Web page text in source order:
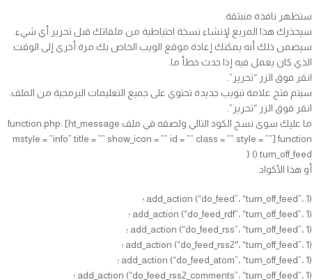
ستظهر نافذة منبثقة.
سيحذرك هذا المربع لإنشاء نسخة احتياطية من ملفاتك قبل تحرير أي شيء.
سيضمن ذلك أنه يمكنك إعادة موقع الويب الخاص بك مرة أخرى إلى الوقت
الذي كان يعمل فيه إذا حدث خطأ ما.
انقر فوق الزر “تحرير”.
سيتم فتح علامة تبويب جديدة تحتوي على جميع التعليمات البرمجية من الملف.
انقر فوق الزر “تحرير”.
ما عليك سوى نسخ الكود التالي ولصقه في ملف function.php: [ht_message
mstyle = ”info” title = ”” show_icon = ”” id = ”” class = ”” style = ””] function
turn_off_feed () {
أو هذا الأكواد
add_action (“do_feed”، “turn_off_feed”، 1) ؛
add_action (“do_feed_rdf”، “turn_off_feed”، 1) ؛
add_action (“do_feed_rss”، “turn_off_feed”، 1) ؛
add_action (“do_feed_rss2″، “turn_off_feed”، 1) ؛
add_action (“do_feed_atom”، “turn_off_feed”، 1) ؛
add_action (“do_feed_rss2_comments”، “turn_off_feed”، 1) ؛